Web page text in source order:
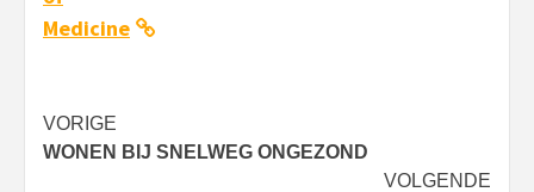
Medicine
Bericht
navigatie
VORIGE
WONEN BIJ SNELWEG ONGEZOND
VOLGENDE